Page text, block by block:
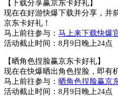
【下载分享赢京东卡好礼】
现在在好游快爆下载并分享，并
京东卡好礼！
马上前往参与： 马上来下载快爆
活动截止时间：8月9日晚上24点
【晒角色捏脸赢京东卡好礼】
现在在快爆晒出角色捏脸，即有
马上前往参与： 晒角色捏脸赢京
活动截止时间：8月9日晚上24点